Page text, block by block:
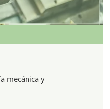
mecánica y